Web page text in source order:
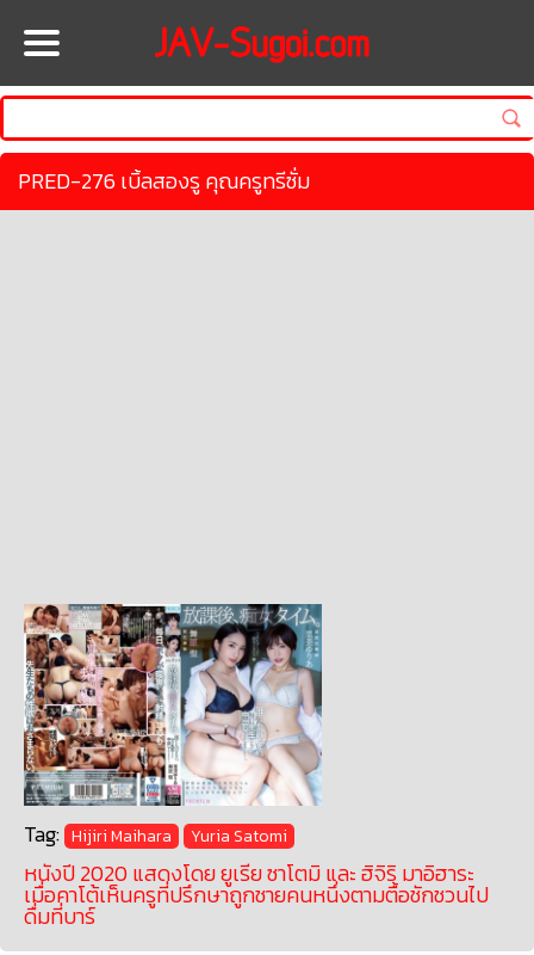
PRED-276 เบิ้ลสองรู คุณครูทรีซั่ม
Tag: Hijiri Maihara Yuria Satomi
หนังปี 2020 แสดงโดย ยูเรีย ซาโตมิ และ ฮิจิริ มาอิฮาระ
เมื่อคาโต้เห็นครูที่ปรึกษาถูกชายคนหนึ่งตามตื้อชักชวนไป
ดื่มที่บาร์